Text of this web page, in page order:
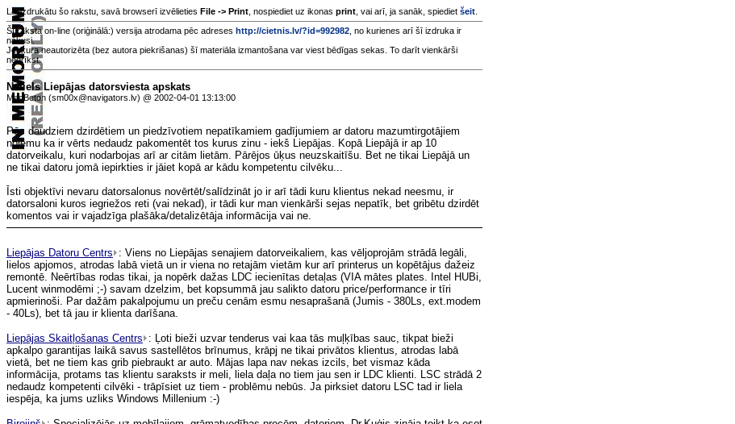
Lai izdrukātu šo rakstu, savā browserī izvēlieties File -> Print , nospiediet uz ikonas print , vai arī, ja sanāk, spiediet šeit
Šī raksta on-line (oriģinālā:) versija atrodama pēc adreses http://cietnis.lv/?id=992982 , no kurienes arī šī izdruka ir
nākusi.
Jebkura neautorizēta (bez autora piekrišanas) šī materiāla izmantošana var viest bēdīgas sekas. To darīt vienkārši
nedrīkst.
Neliels Liepājas datorsviesta apskats
MacBeton (sm00x@navigators.lv) @ 2002-04-01 13:13:00
Pēc daudziem dzirdētiem un piedzīvotiem nepatīkamiem gadījumiem ar datoru mazumtirgotājiem
nolēmu ka ir vērts nedaudz pakomentēt tos kurus zinu - iekš Liepājas. Kopā Liepājā ir ap 10
datorveikalu, kuri nodarbojas arī ar citām lietām. Pārējos ūķus neuzskaitīšu. Bet ne tikai Liepājā un
ne tikai datoru jomā iepirkties ir jāiet kopā ar kādu kompetentu cilvēku...
Īsti objektīvi nevaru datorsalonus novērtēt/salīdzināt jo ir arī tādi kuru klientus nekad neesmu, ir
datorsaloni kuros iegriežos reti (vai nekad), ir tādi kur man vienkārši sejas nepatīk, bet gribētu dzirdēt
komentos vai ir vajadzīga plašāka/detalizētāja informācija vai ne.
Liepājas Datoru Centrs : Viens no Liepājas senajiem datorveikaliem, kas vēljoprojām strādā legāli,
lielos apjomos, atrodas labā vietā un ir viena no retajām vietām kur arī printerus un kopētājus dažeiz
remontē. Neērtības rodas tikai, ja nopērk dažas LDC iecienītas detaļas (VIA mātes plates. Intel HUBi,
Lucent winmodēmi ;-) savam dzelzim, bet kopsummā jau salikto datoru price/performance ir tīri
apmierinoši. Par dažām pakalpojumu un preču cenām esmu nesaprašanā (Jumis - 380Ls, ext.modem
- 40Ls), bet tā jau ir klienta darīšana.
Liepājas Skaitļošanas Centrs : Ļoti bieži uzvar tenderus vai kaa tās muļķības sauc, tikpat bieži
apkalpo garantijas laikā savus sastellētos brīnumus, krāpj ne tikai privātos klientus, atrodas labā
vietā, bet ne tiem kas grib piebraukt ar auto. Mājas lapa nav nekas izcils, bet vismaz kāda
informācija, protams tas klientu saraksts ir meli, liela daļa no tiem jau sen ir LDC klienti. LSC strādā 2
nedaudz kompetenti cilvēki - trāpīsiet uz tiem - problēmu nebūs. Ja pirksiet datoru LSC tad ir liela
iespēja, ka jums uzliks Windows Millenium :-)